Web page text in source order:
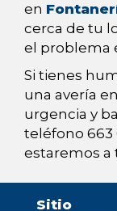
en
cerca de tu
el problema
Si tienes
una avería
urgencia y
teléfono 663
estaremos a
Sitio